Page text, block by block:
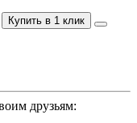
Купить в 1 клик
друзьям: